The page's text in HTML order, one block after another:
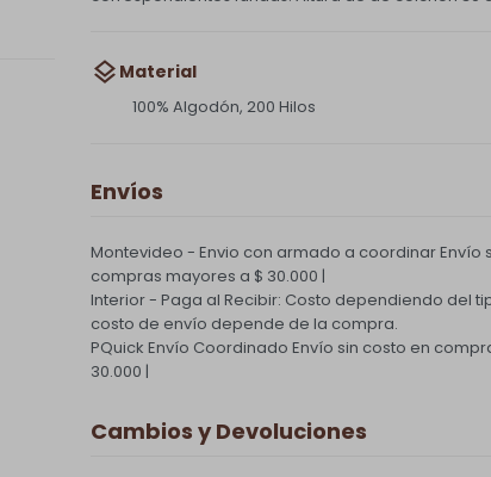
Material
100% Algodón, 200 Hilos
Envíos
Montevideo - Envio con armado a coordinarEnvío
compras mayores a $ 30.000 |
Interior - Paga al Recibir: Costo dependiendo del
costo de envío depende de la compra.
PQuick Envío Coordinado Envío sin costo en
30.000 |
Cambios y Devoluciones